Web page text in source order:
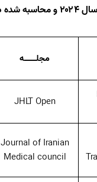
سال ۱۴۰۳
مجلـــــه
JHLT Open
Journal of Iranian
Medical council